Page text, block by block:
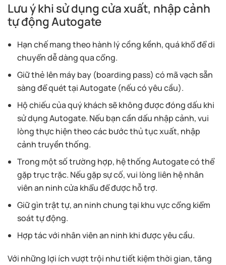
Lưu ý khi sử dụng cửa xuất, nhập cảnh
tự động Autogate
Hạn chế mang theo hành lý cồng kềnh, quá khổ để di
chuyển dễ dàng qua cổng.
Giữ thẻ lên máy bay (boarding pass) có mã vạch sẵn
sàng để quét tại Autogate (nếu có yêu cầu).
Hộ chiếu của quý khách sẽ không được đóng dấu khi
sử dụng Autogate. Nếu bạn cần dấu nhập cảnh, vui
lòng thực hiện theo các bước thủ tục xuất, nhập
cảnh truyền thống.
Trong một số trường hợp, hệ thống Autogate có thể
gặp trục trặc. Nếu gặp sự cố, vui lòng liên hệ nhân
viên an ninh cửa khẩu để được hỗ trợ.
Giữ gìn trật tự, an ninh chung tại khu vực cổng kiểm
soát tự động.
Hợp tác với nhân viên an ninh khi được yêu cầu.
Với những lợi ích vượt trội như tiết kiệm thời gian, tăng